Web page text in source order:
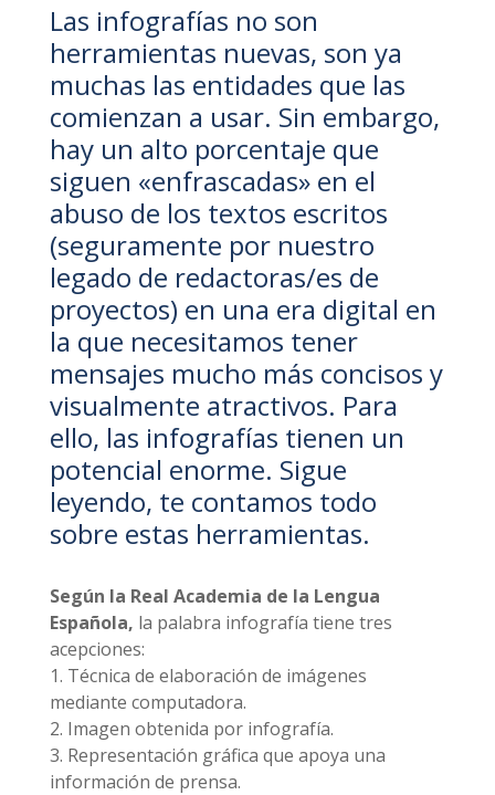
Las infografías no son
herramientas nuevas, son ya
muchas las entidades que las
comienzan a usar. Sin embargo,
hay un alto porcentaje que
siguen «enfrascadas» en el
abuso de los textos escritos
(seguramente por nuestro
legado de redactoras/es de
proyectos) en una era digital en
la que necesitamos tener
mensajes mucho más concisos y
visualmente atractivos. Para
ello, las infografías tienen un
potencial enorme. Sigue
leyendo, te contamos todo
sobre estas herramientas.
Según la Real Academia de la Lengua
Española, la palabra infografía tiene tres
acepciones:
1. Técnica de elaboración de imágenes
mediante computadora.
2. Imagen obtenida por infografía.
3. Representación gráfica que apoya una
información de prensa.